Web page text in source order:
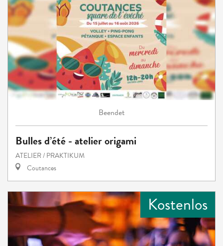
Beendet
Bulles d’été - atelier origami
ATELIER / PRAKTIKUM
Coutances
Kostenlos